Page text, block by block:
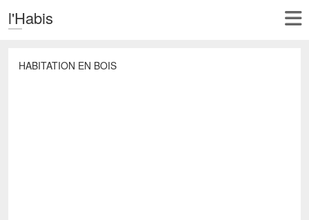
l'Habis
HABITATION EN BOIS